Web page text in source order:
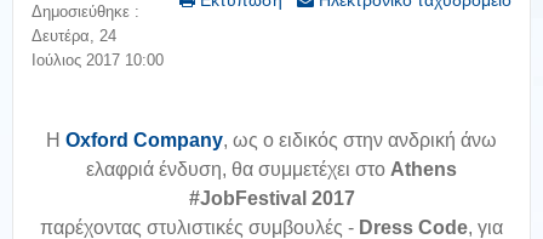
Δημοσιεύθηκε :
Δευτέρα, 24
Ιούλιος 2017 10:00
Η Oxford Company, ως ο ειδικός στην ανδρική άνω
ελαφριά ένδυση, θα συμμετέχει στο Athens
#JobFestival 2017
παρέχοντας στυλιστικές συμβουλές - Dress Code, για